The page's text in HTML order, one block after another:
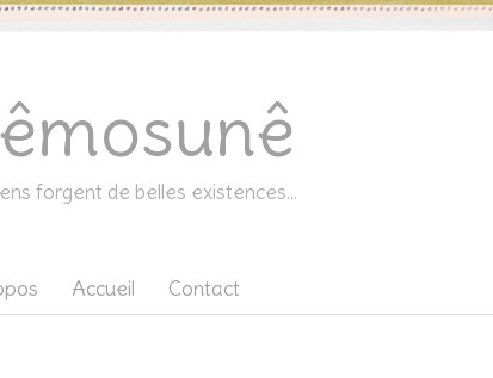
forgent de belles existences…
Accueil Contact